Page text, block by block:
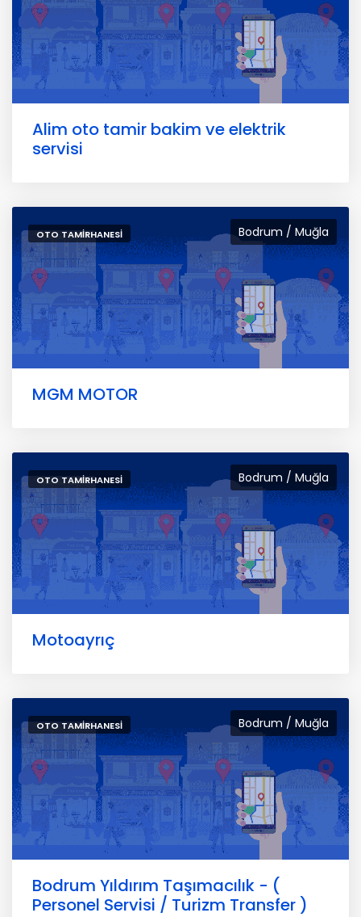
Alim oto tamir bakim ve elektrik
servisi
Bodrum / Muğla
OTO TAMIRHANESI
MGM MOTOR
Bodrum / Muğla
OTO TAMIRHANESI
Motoayrıç
Bodrum / Muğla
OTO TAMIRHANESI
Bodrum Yıldırım Taşımacılık - (
Personel Servisi / Turizm Transfer )